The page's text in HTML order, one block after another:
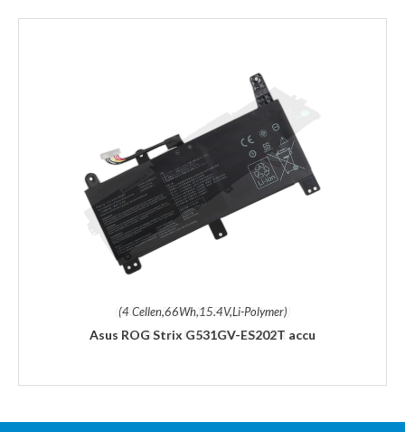
(4 Cellen,66Wh,15.4V,Li-Polymer)
Asus ROG Strix G531GV-ES202T accu